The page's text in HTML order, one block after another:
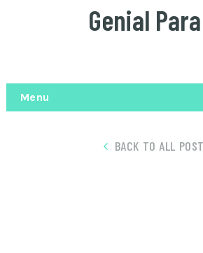
Genial
Menu
BACK TO ALL